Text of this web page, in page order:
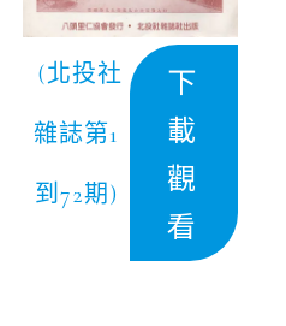
！
(北投社
雜誌第1
到72期)
下
載
觀
看